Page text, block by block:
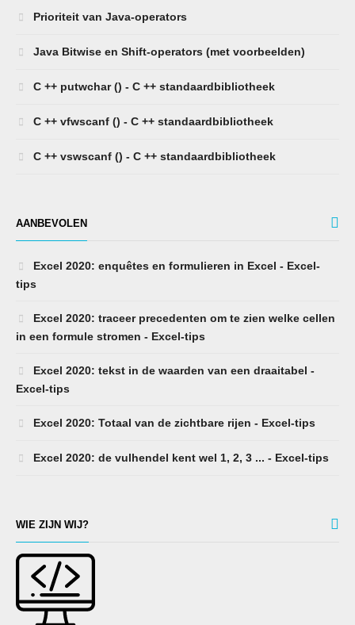
Prioriteit van Java-operators
Java Bitwise en Shift-operators (met voorbeelden)
C ++ putwchar () - C ++ standaardbibliotheek
C ++ vfwscanf () - C ++ standaardbibliotheek
C ++ vswscanf () - C ++ standaardbibliotheek
AANBEVOLEN
Excel 2020: enquêtes en formulieren in Excel - Excel-
tips
Excel 2020: traceer precedenten om te zien welke cellen
in een formule stromen - Excel-tips
Excel 2020: tekst in de waarden van een draaitabel -
Excel-tips
Excel 2020: Totaal van de zichtbare rijen - Excel-tips
Excel 2020: de vulhendel kent wel 1, 2, 3 ... - Excel-tips
WIE ZIJN WIJ?